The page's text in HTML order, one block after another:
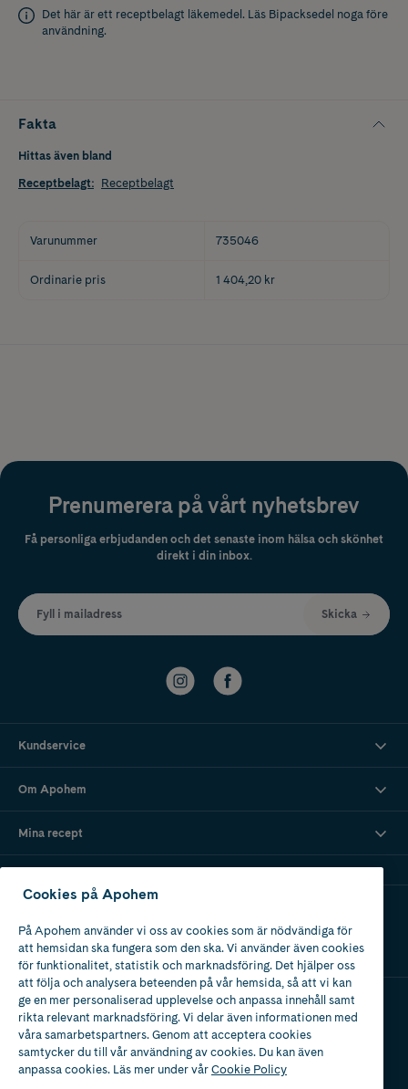
Det här är ett receptbelagt läkemedel. Läs Bipacksedel noga före
användning.
Fakta
Hittas även bland
Receptbelagt: Receptbelagt
Varunummer 735046
Ordinarie pris 1 404,20 kr
Prenumerera på vårt nyhetsbrev
Få personliga erbjudanden och det senaste inom hälsa och skönhet
direkt i din inbox.
Fyll i mailadress Skicka
Kundservice
Om Apohem
Mina recept
Apotek med tillstånd
av Läkemedelsverket
Cookies på Apohem
På Apohem använder vi oss av cookies som är nödvändiga för
att hemsidan ska fungera som den ska. Vi använder även cookies
för funktionalitet, statistik och marknadsföring. Det hjälper oss
att följa och analysera beteenden på vår hemsida, så att vi kan
ge en mer personaliserad upplevelse och anpassa innehåll samt
rikta relevant marknadsföring. Vi delar även informationen med
våra samarbetspartners. Genom att acceptera cookies
samtycker du till vår användning av cookies. Du kan även
anpassa cookies. Läs mer under vårCookie Policy